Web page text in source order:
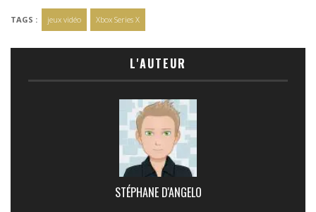
TAGS : jeux vidéo Xbox Series X
L'AUTEUR
STÉPHANE D'ANGELO